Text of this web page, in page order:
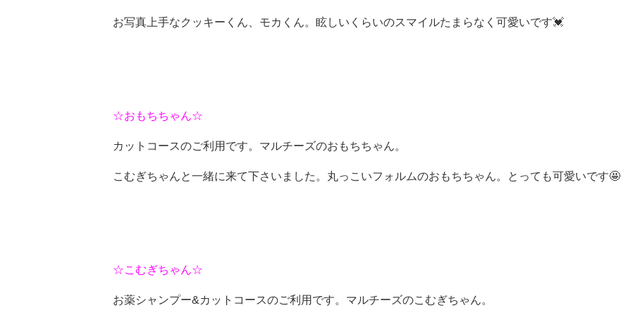
お写真上手なクッキーくん、モカくん。眩しいくらいのスマイルたまらなく可愛いです💓
☆おもちちゃん☆
カットコースのご利用です。マルチーズのおもちちゃん。
こむぎちゃんと一緒に来て下さいました。丸っこいフォルムのおもちちゃん。とっても可愛いです🤩
☆こむぎちゃん☆
お薬シャンプー&カットコースのご利用です。マルチーズのこむぎちゃん。